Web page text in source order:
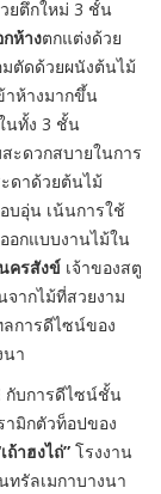
ยตึกใหม่ 3 ชั้น
ห้างตกแต่งด้วย
ตัดด้วยผนังต้นไม้
าห้างมากขึ้น
นทั้ง 3 ชั้น
ะดวกสบายในการ
ดาด้วยต้นไม้
บอุ่น เน้นการใช้
อกแบบงานไม้ใน
ครสังข์ เจ้าของสตู
จากไม้ที่สวยงาม
การดีไซน์ของ
า
กับการดีไซน์ชั้น
มิกตัวท็อปของ
ถ้าฮงไถ่” โรงงาน
ทรัลเมกาบางนา